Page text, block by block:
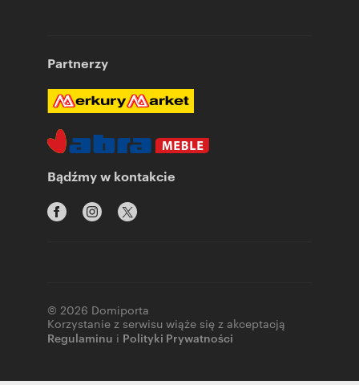
Partnerzy
Bądźmy w kontakcie
© 2026 Domiporta
Korzystanie z serwisu wiąże się z akceptacją
Regulaminu i Polityki Prywatności